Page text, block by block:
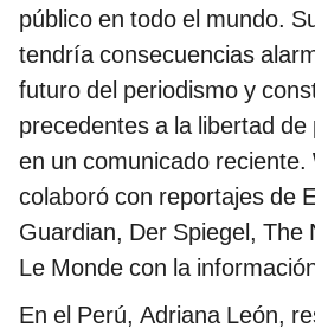
público en todo el mundo.
tendría consecuencias
futuro del periodismo y
precedentes a la libertad de
en un comunicado reciente.
colaboró con reportajes de
Guardian, Der Spiegel, The
Le Monde con la
En el Perú, Adriana León,